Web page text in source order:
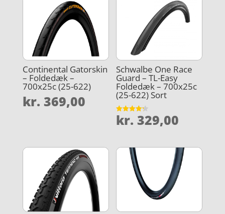
Continental Gatorskin
– Foldedæk –
700x25c (25-622)
kr. 369,00
Schwalbe One Race
Guard – TL-Easy
Foldedæk – 700x25c
(25-622) Sort
Vurderet
4.2
kr. 329,00